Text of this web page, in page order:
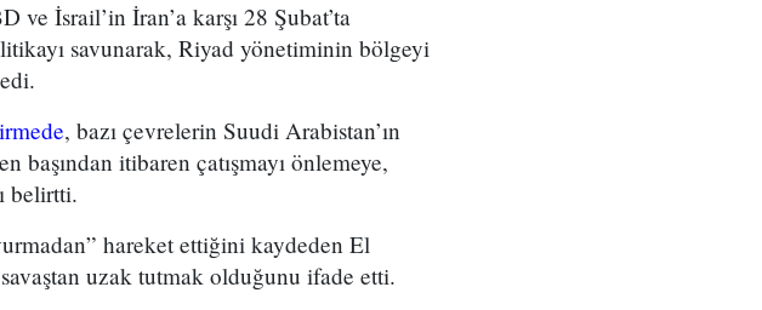
İsrail’in İran’a karşı 28 Şubat’ta
savunarak, Riyad yönetiminin bölgeyi
, bazı çevrelerin Suudi Arabistan’ın
başından itibaren çatışmayı önlemeye,
belirtti.
hareket ettiğini kaydeden El
uzak tutmak olduğunu ifade etti.